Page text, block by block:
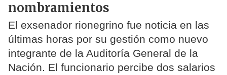
nombramientos
El exsenador rionegrino fue noticia en las
últimas horas por su gestión como nuevo
integrante de la Auditoría General de la
Nación. El funcionario percibe dos salarios